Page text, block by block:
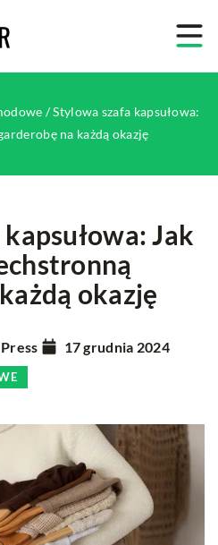
/Stylowa szafa kapsułowa:
na każdą okazję
Jak
okazję
17 grudnia 2024